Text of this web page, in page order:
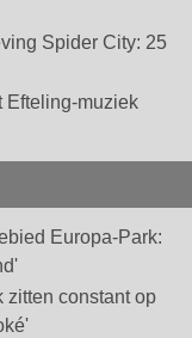
Spider City: 25
Efteling-muziek
Europa-Park:
zitten constant op